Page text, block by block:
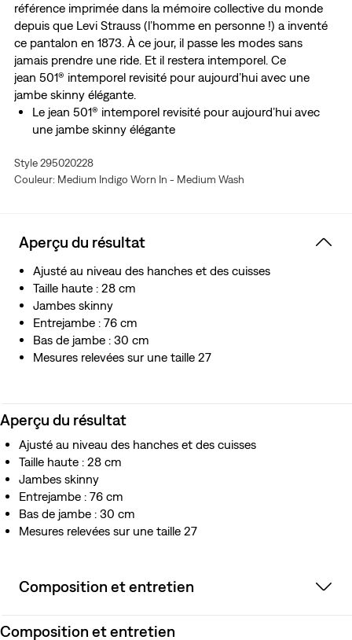
référence imprimée dans la mémoire collective du monde
depuis que Levi Strauss (l’homme en personne !) a inventé
ce pantalon en 1873. À ce jour, il passe les modes sans
jamais prendre une ride. Et il restera intemporel. Ce
jean 501® intemporel revisité pour aujourd’hui avec une
jambe skinny élégante.
Le jean 501® intemporel revisité pour aujourd’hui avec
une jambe skinny élégante
Jambes skinny
Style 295020228
Couleur: Medium Indigo Worn In - Medium Wash
Aperçu du résultat
Ajusté au niveau des hanches et des cuisses
Taille haute : 28 cm
Jambes skinny
Entrejambe : 76 cm
Bas de jambe : 30 cm
Mesures relevées sur une taille 27
Aperçu du résultat
Ajusté au niveau des hanches et des cuisses
Taille haute : 28 cm
Jambes skinny
Entrejambe : 76 cm
Bas de jambe : 30 cm
Mesures relevées sur une taille 27
Composition et entretien
Composition et entretien